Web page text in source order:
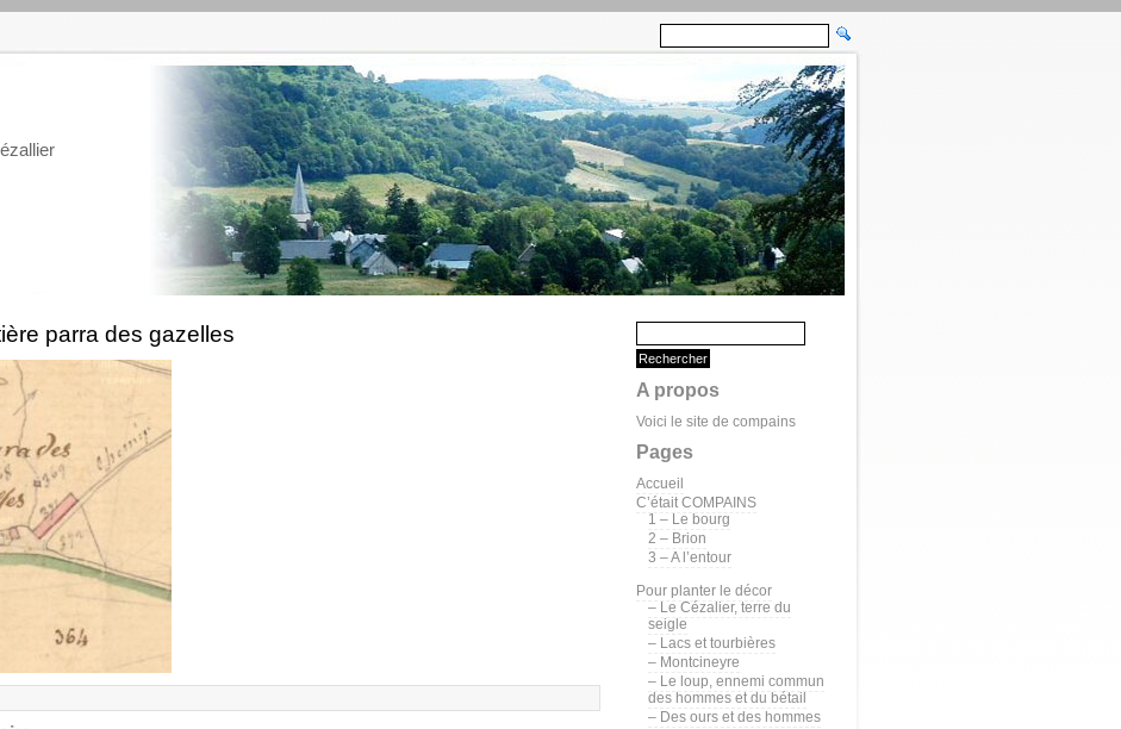
A propos
Voici le site de compains
Pages
Accueil
C’était COMPAINS
1 – Le bourg
2 – Brion
3 – A l’entour
Pour planter le décor
– Le Cézalier, terre du
seigle
– Lacs et tourbières
– Montcineyre
– Le loup, ennemi commun
des hommes et du bétail
– Des ours et des hommes
parra des gazelles